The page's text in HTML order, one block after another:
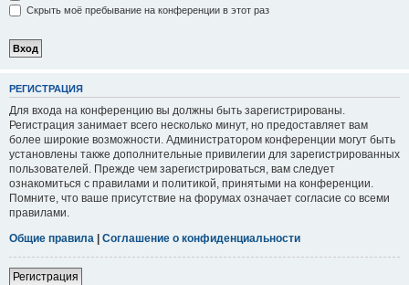
Скрыть моё пребывание на конференции в этот раз
РЕГИСТРАЦИЯ
Для входа на конференцию вы должны быть зарегистрированы.
Регистрация занимает всего несколько минут, но предоставляет вам
более широкие возможности. Администратором конференции могут быть
установлены также дополнительные привилегии для зарегистрированных
пользователей. Прежде чем зарегистрироваться, вам следует
ознакомиться с правилами и политикой, принятыми на конференции.
Помните, что ваше присутствие на форумах означает согласие со всеми
правилами.
Общие правила | Соглашение о конфиденциальности
Регистрация